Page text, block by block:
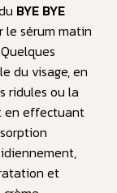
BYE BYE
le sérum matin
du visage, en
ridules ou la
en effectuant
et